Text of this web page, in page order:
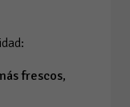
frescos,